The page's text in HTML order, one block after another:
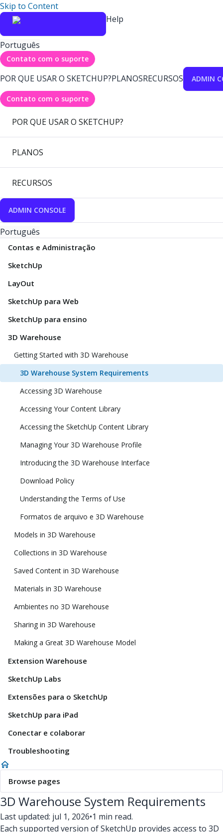
Skip to Content
Help
Português
Contato com o suporte
POR QUE USAR O SKETCHUP?PLANOSRECURSOS ADMIN
Contato com o suporte
POR QUE USAR O SKETCHUP?
PLANOS
RECURSOS
ADMIN CONSOLE
Português
Contas e Administração
SketchUp
LayOut
SketchUp para Web
SketchUp para ensino
3D Warehouse
Getting Started with 3D Warehouse
3D Warehouse System Requirements
Accessing 3D Warehouse
Accessing Your Content Library
Accessing the SketchUp Content Library
Managing Your 3D Warehouse Profile
Introducing the 3D Warehouse Interface
Download Policy
Understanding the Terms of Use
Formatos de arquivo e 3D Warehouse
Models in 3D Warehouse
Collections in 3D Warehouse
Saved Content in 3D Warehouse
Materials in 3D Warehouse
Ambientes no 3D Warehouse
Sharing in 3D Warehouse
Making a Great 3D Warehouse Model
Extension Warehouse
SketchUp Labs
Extensões para o SketchUp
SketchUp para iPad
Conectar e colaborar
Troubleshooting
Browse pages
3D Warehouse System Requirements
Last updated: jul 1, 2026•1 min read.
Each supported version of SketchUp provides access to 3D